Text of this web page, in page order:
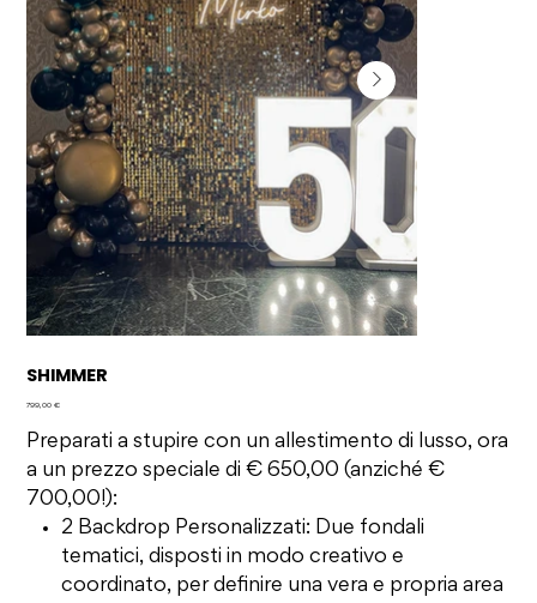
SHIMMER
Prezzo
799,00 €
Preparati a stupire con un allestimento di lusso, ora
a un prezzo speciale di € 650,00 (anziché €
700,00!):
2 Backdrop Personalizzati: Due fondali
tematici, disposti in modo creativo e
coordinato, per definire una vera e propria area